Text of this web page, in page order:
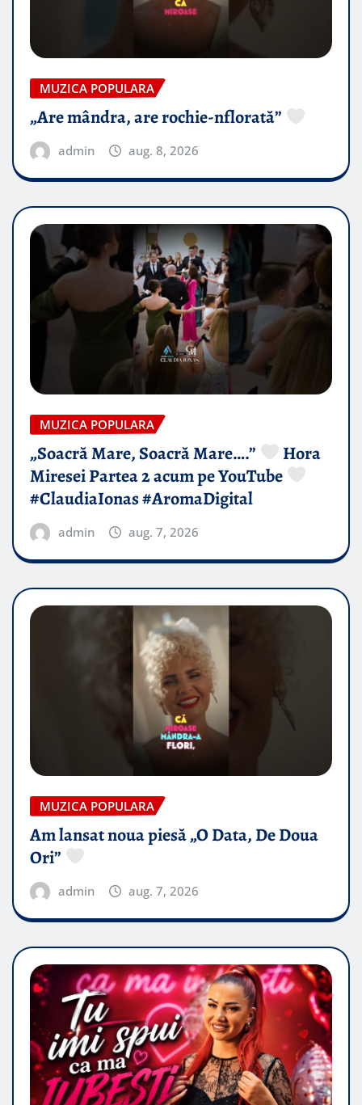
MUZICA POPULARA
„Are mândra, are rochie-nflorată”
admin aug. 8, 2026
MUZICA POPULARA
„Soacră Mare, Soacră Mare….”
Hora
Miresei Partea 2 acum pe YouTube
#ClaudiaIonas #AromaDigital
admin aug. 7, 2026
MUZICA POPULARA
Am lansat noua piesă „O Data, De Doua
Ori”
admin aug. 7, 2026